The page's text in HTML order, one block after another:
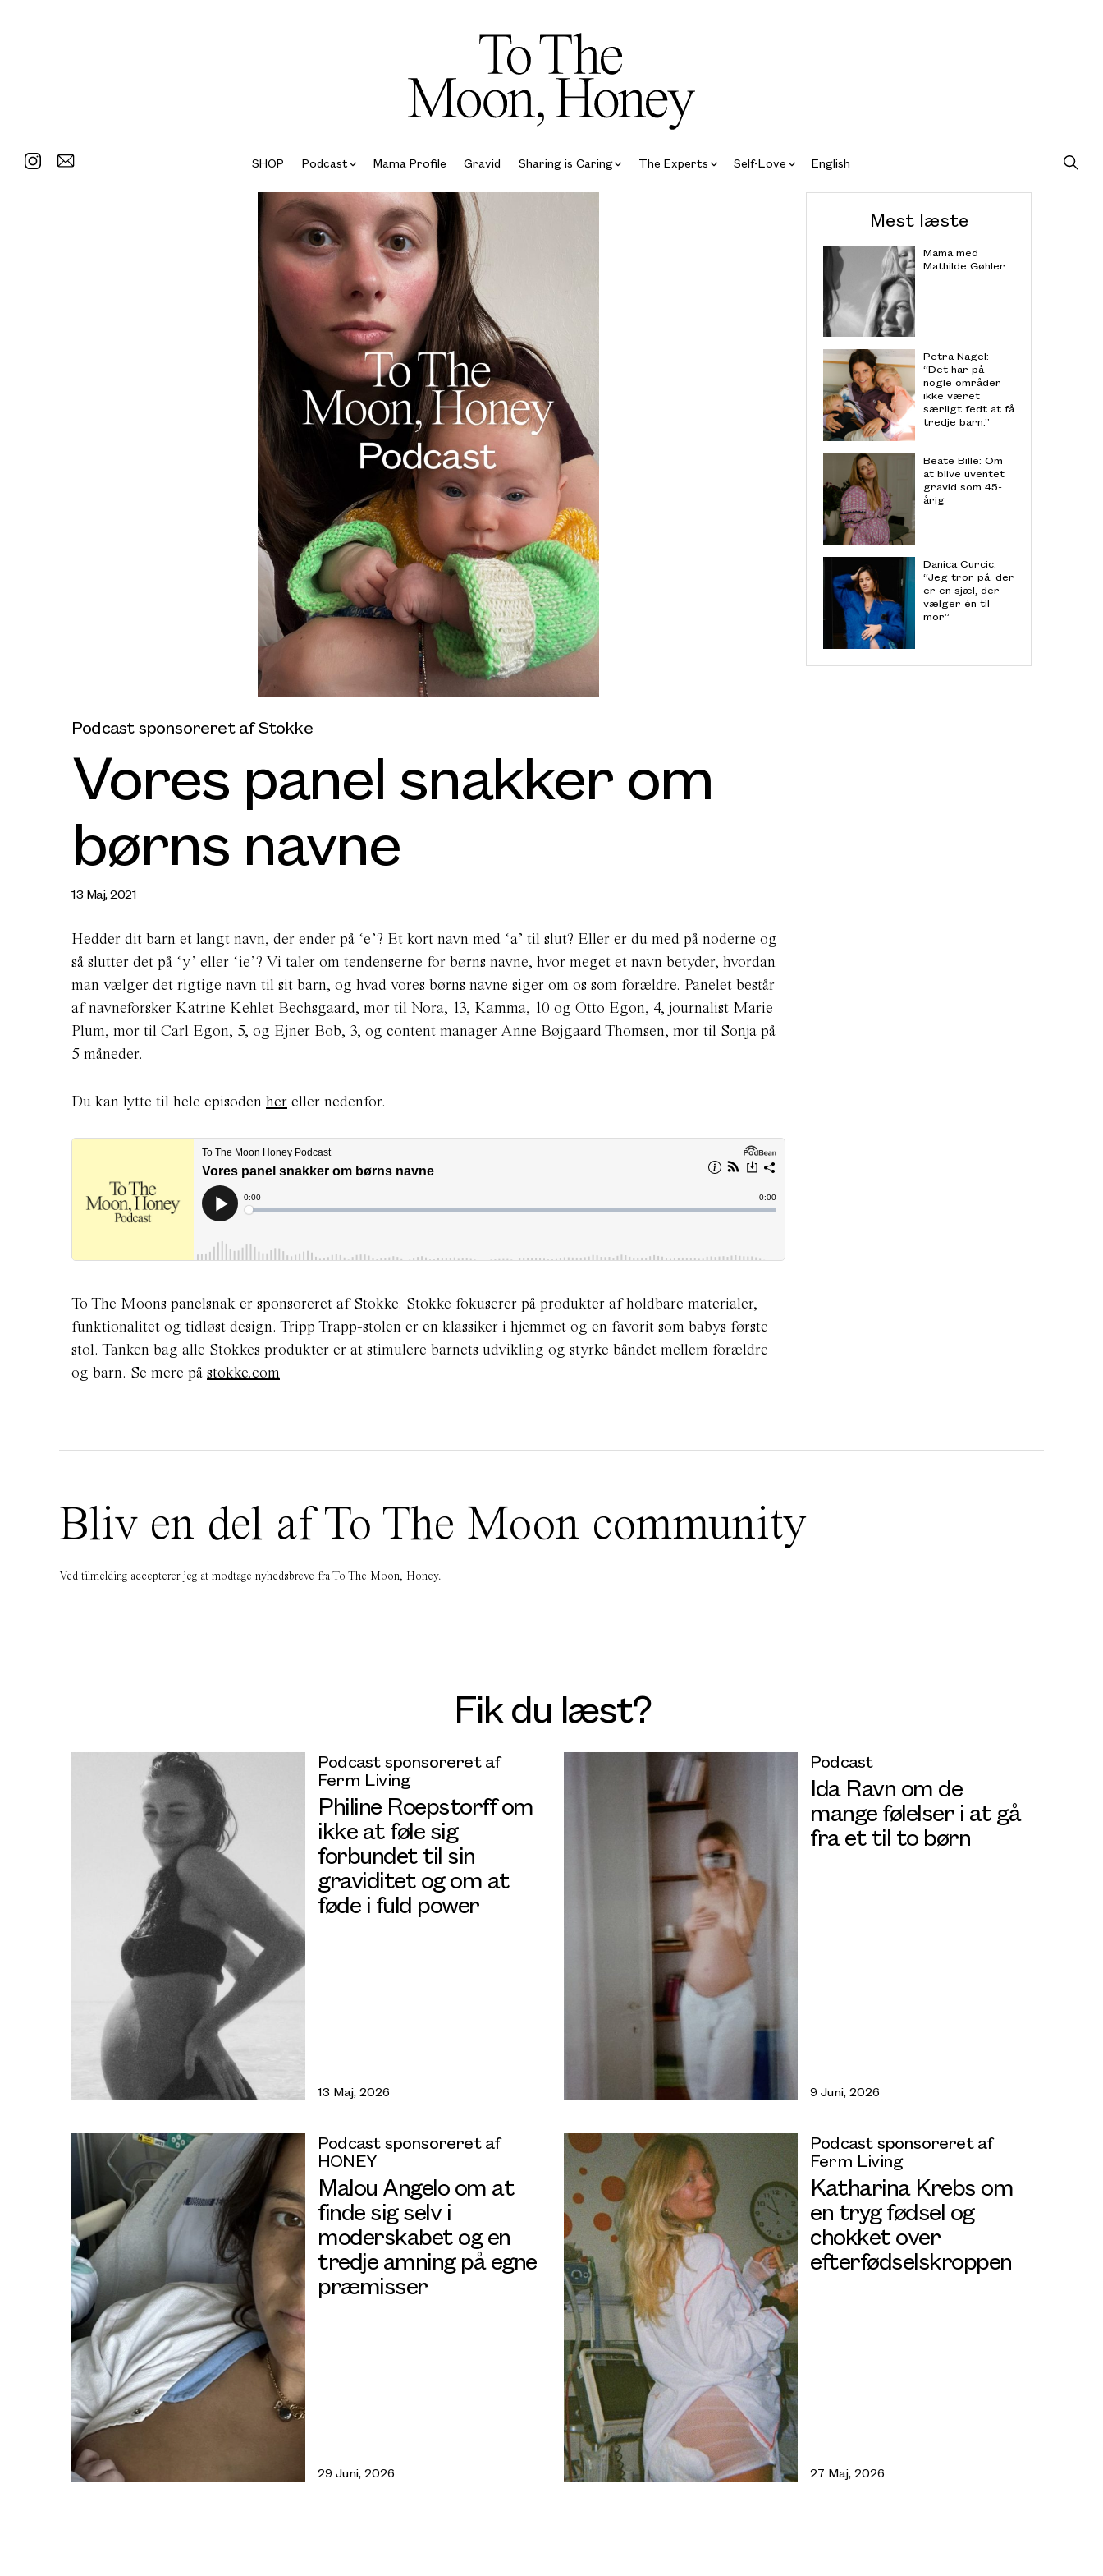
SHOP Podcast Mama Profile Gravid Sharing is Caring The Experts Self-Love English
Podcast sponsoreret af Stokke
Vores panel snakker om
børns navne
13 Maj, 2021
Hedder dit barn et langt navn, der ender på ‘e’? Et kort navn med ‘a’ til slut? Eller er du med på noderne og
så slutter det på ‘y’ eller ‘ie’? Vi taler om tendenserne for børns navne, hvor meget et navn betyder, hvordan
man vælger det rigtige navn til sit barn, og hvad vores børns navne siger om os som forældre. Panelet består
af navneforsker Katrine Kehlet Bechsgaard, mor til Nora, 13, Kamma, 10 og Otto Egon, 4, journalist Marie
Plum, mor til Carl Egon, 5, og Ejner Bob, 3, og content manager Anne Bøjgaard Thomsen, mor til Sonja på
5 måneder.
Du kan lytte til hele episoden her eller nedenfor.
To The Moons panelsnak er sponsoreret af Stokke. Stokke fokuserer på produkter af holdbare materialer,
funktionalitet og tidløst design. Tripp Trapp-stolen er en klassiker i hjemmet og en favorit som babys første
stol. Tanken bag alle Stokkes produkter er at stimulere barnets udvikling og styrke båndet mellem forældre
og barn. Se mere på stokke.com
Mest læste
Mama med
Mathilde Gøhler
Petra Nagel:
“Det har på
nogle områder
ikke været
særligt fedt at få
tredje barn.”
Beate Bille: Om
at blive uventet
gravid som 45-
årig
Danica Curcic:
“Jeg tror på, der
er en sjæl, der
vælger én til
mor”
Bliv en del af To The Moon community
Ved tilmelding accepterer jeg at modtage nyhedsbreve fra To The Moon, Honey.
Fik du læst?
Podcast sponsoreret af
Ferm Living
Philine Roepstorff om
ikke at føle sig
forbundet til sin
graviditet og om at
føde i fuld power
13 Maj, 2026
Podcast
Ida Ravn om de
mange følelser i at gå
fra et til to børn
9 Juni, 2026
Podcast sponsoreret af
HONEY
Malou Angelo om at
finde sig selv i
moderskabet og en
tredje amning på egne
præmisser
29 Juni, 2026
Podcast sponsoreret af
Ferm Living
Katharina Krebs om
en tryg fødsel og
chokket over
efterfødselskroppen
27 Maj, 2026